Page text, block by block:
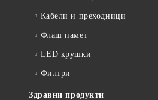
Кабели и преходници
Флаш памет
LED крушки
Филтри
Здравни продукти